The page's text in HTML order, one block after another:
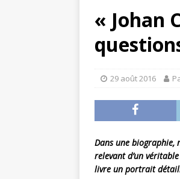
« Johan
29 août 2016
Dans une biographie,
relevant d’un
livre un portrait